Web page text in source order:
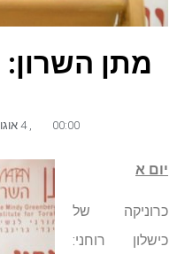
מתן
00:00 4 אוגוסט 2016
יום א
כרוניקה של
כישלון רוחני: